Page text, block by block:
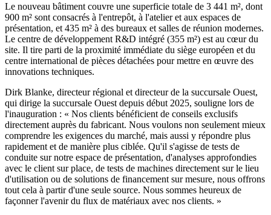
Le nouveau bâtiment couvre une superficie totale de 3 441 m², dont
900 m² sont consacrés à l'entrepôt, à l'atelier et aux espaces de
présentation, et 435 m² à des bureaux et salles de réunion modernes.
Le centre de développement R&D intégré (355 m²) est au cœur du
site. Il tire parti de la proximité immédiate du siège européen et du
centre international de pièces détachées pour mettre en œuvre des
innovations techniques.
Dirk Blanke, directeur régional et directeur de la succursale Ouest,
qui dirige la succursale Ouest depuis début 2025, souligne lors de
l'inauguration : « Nos clients bénéficient de conseils exclusifs
directement auprès du fabricant. Nous voulons non seulement mieux
comprendre les exigences du marché, mais aussi y répondre plus
rapidement et de manière plus ciblée. Qu'il s'agisse de tests de
conduite sur notre espace de présentation, d'analyses approfondies
avec le client sur place, de tests de machines directement sur le lieu
d'utilisation ou de solutions de financement sur mesure, nous offrons
tout cela à partir d'une seule source. Nous sommes heureux de
façonner l'avenir du flux de matériaux avec nos clients. »